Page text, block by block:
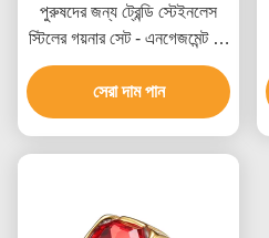
পুরুষদের জন্য ট্রেন্ডি স্টেইনলেস
স্টিলের গয়নার সেট - এনগেজমেন্ট রিং
এবং ব্রেসলেট কাস্টম প্যাকেজিং সহ
সেরা দাম পান